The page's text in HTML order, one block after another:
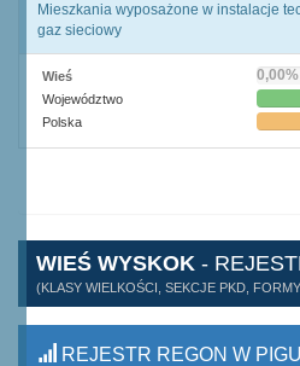
Mieszkania wyposażone w instalacje
gaz sieciowy
Wieś 0,00%
Województwo
Polska
WIEŚ WYSKOK -
(KLASY WIELKOŚCI, SEKCJE PKD,
REJESTR REGON W